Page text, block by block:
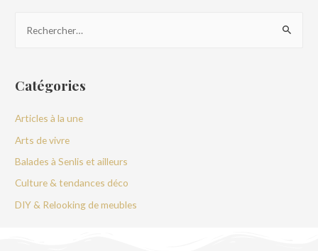
Catégories
Articles à la une
Arts de vivre
Balades à Senlis et ailleurs
Culture & tendances déco
DIY & Relooking de meubles